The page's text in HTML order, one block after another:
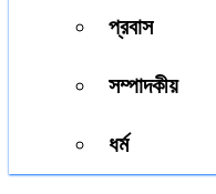
প্রবাস
সম্পাদকীয়
ধর্ম